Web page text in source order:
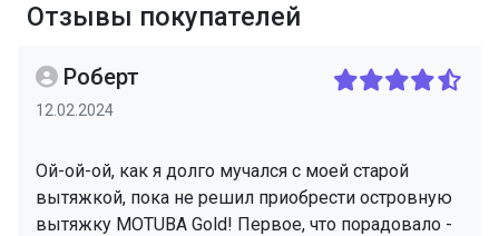
Отзывы покупателей
Роберт
12.02.2024
Ой-ой-ой, как я долго мучался с моей старой
вытяжкой, пока не решил приобрести островную
вытяжку MOTUBA Gold! Первое, что порадовало -